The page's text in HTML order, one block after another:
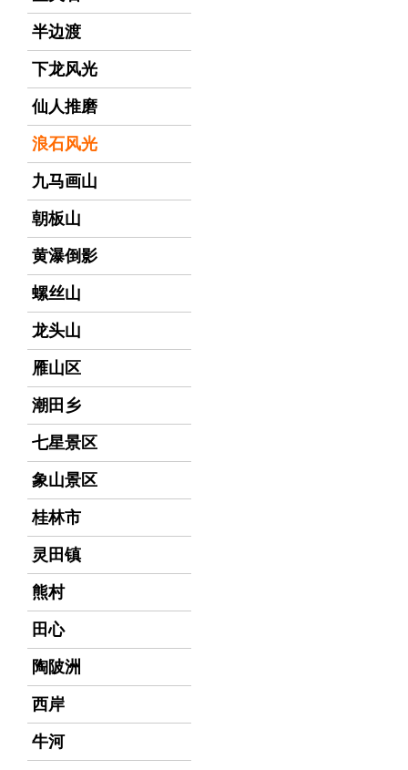
半边渡
下龙风光
仙人推磨
浪石风光
九马画山
朝板山
黄瀑倒影
螺丝山
龙头山
雁山区
潮田乡
七星景区
象山景区
桂林市
灵田镇
熊村
田心
陶陂洲
西岸
牛河